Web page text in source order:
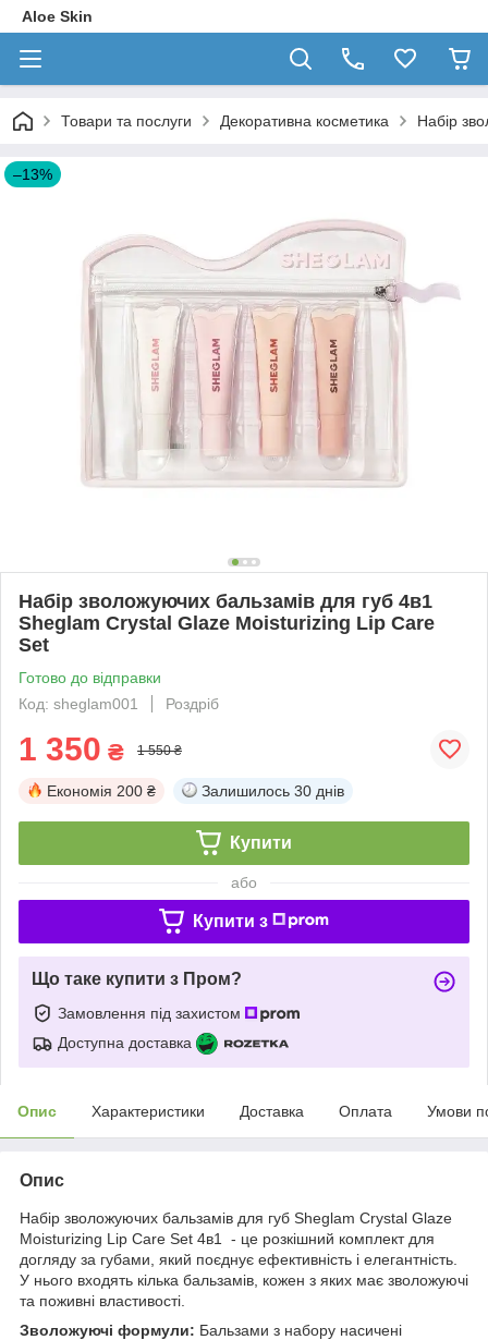
Aloe Skin
Товари та послуги Декоративна косметика Набір
–13%
Набір зволожуючих бальзамів для губ 4в1
Sheglam Crystal Glaze Moisturizing Lip Care
Set
Готово до відправки
Код: sheglam001
Роздріб
1 350 ₴ 1 550 ₴
Економія 200 ₴ Залишилось 30 днів
Купити
або
Купити з
Що таке купити з Пром?
Замовлення під захистом
Доступна доставка
Опис Характеристики Доставка Оплата Умови
Опис
Набір зволожуючих бальзамів для губ Sheglam Crystal Glaze
Moisturizing Lip Care Set 4в1 - це розкішний комплект для
догляду за губами, який поєднує ефективність і елегантність.
У нього входять кілька бальзамів, кожен з яких має зволожуючі
та поживні властивості.
Зволожуючі формули: Бальзами з набору насичені